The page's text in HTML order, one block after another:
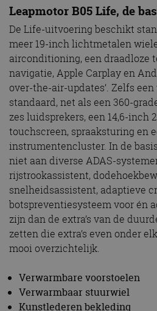
Leapmotor B05 Life, de
De Life-uitvoering beschikt
meer 19-inch lichtmetalen
airconditioning, een draadloze
navigatie, Apple Carplay en
over-the-air-updates’. Zelfs
standaard, net als een 360-
zes luidsprekers, een 14,6-inch
touchscreen, spraaksturing en
instrumentencluster. In de
niet aan diverse ADAS-
rijstrookassistent,
snelheidsassistent, adaptieve
botspreventiesysteem voor én
zijn dan de extra’s van de
zetten die extra’s even onder
mooi overzichtelijk.
Verwarmbare voorstoelen
Verwarmbaar stuurwiel
Kunstlederen bekleding